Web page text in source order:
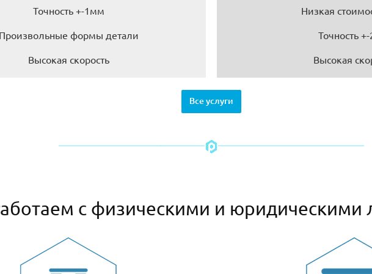
Точность +-1мм
формы детали
Высокая скорость
Низкая
Точность
Высокая
Все услуги
с физическими и юридическими